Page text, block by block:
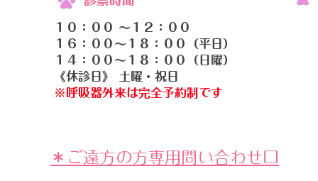
１０：００ 〜１２：００
１６：００〜１８：００（平日）
１４：００〜１８：００（日曜）
《休診日》 土曜・祝日
​​※ 呼吸器外来は完全予約制です
＊ご遠方の方専用問い合わせ口